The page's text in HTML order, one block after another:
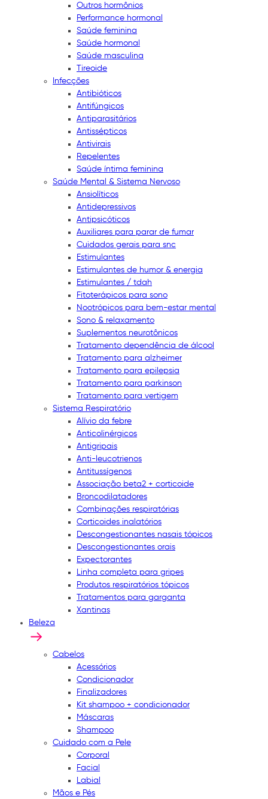
Outros hormônios
Performance hormonal
Saúde feminina
Saúde hormonal
Saúde masculina
Tireoide
Infecções
Antibióticos
Antifúngicos
Antiparasitários
Antissépticos
Antivirais
Repelentes
Saúde íntima feminina
Saúde Mental & Sistema Nervoso
Ansiolíticos
Antidepressivos
Antipsicóticos
Auxiliares para parar de fumar
Cuidados gerais para snc
Estimulantes
Estimulantes de humor & energia
Estimulantes / tdah
Fitoterápicos para sono
Nootrópicos para bem-estar mental
Sono & relaxamento
Suplementos neurotônicos
Tratamento dependência de álcool
Tratamento para alzheimer
Tratamento para epilepsia
Tratamento para parkinson
Tratamento para vertigem
Sistema Respiratório
Alívio da febre
Anticolinérgicos
Antigripais
Anti-leucotrienos
Antitussígenos
Associação beta2 + corticoide
Broncodilatadores
Combinações respiratórias
Corticoides inalatórios
Descongestionantes nasais tópicos
Descongestionantes orais
Expectorantes
Linha completa para gripes
Produtos respiratórios tópicos
Tratamentos para garganta
Xantinas
Beleza
Cabelos
Acessórios
Condicionador
Finalizadores
Kit shampoo + condicionador
Máscaras
Shampoo
Cuidado com a Pele
Corporal
Facial
Labial
Mãos e Pés